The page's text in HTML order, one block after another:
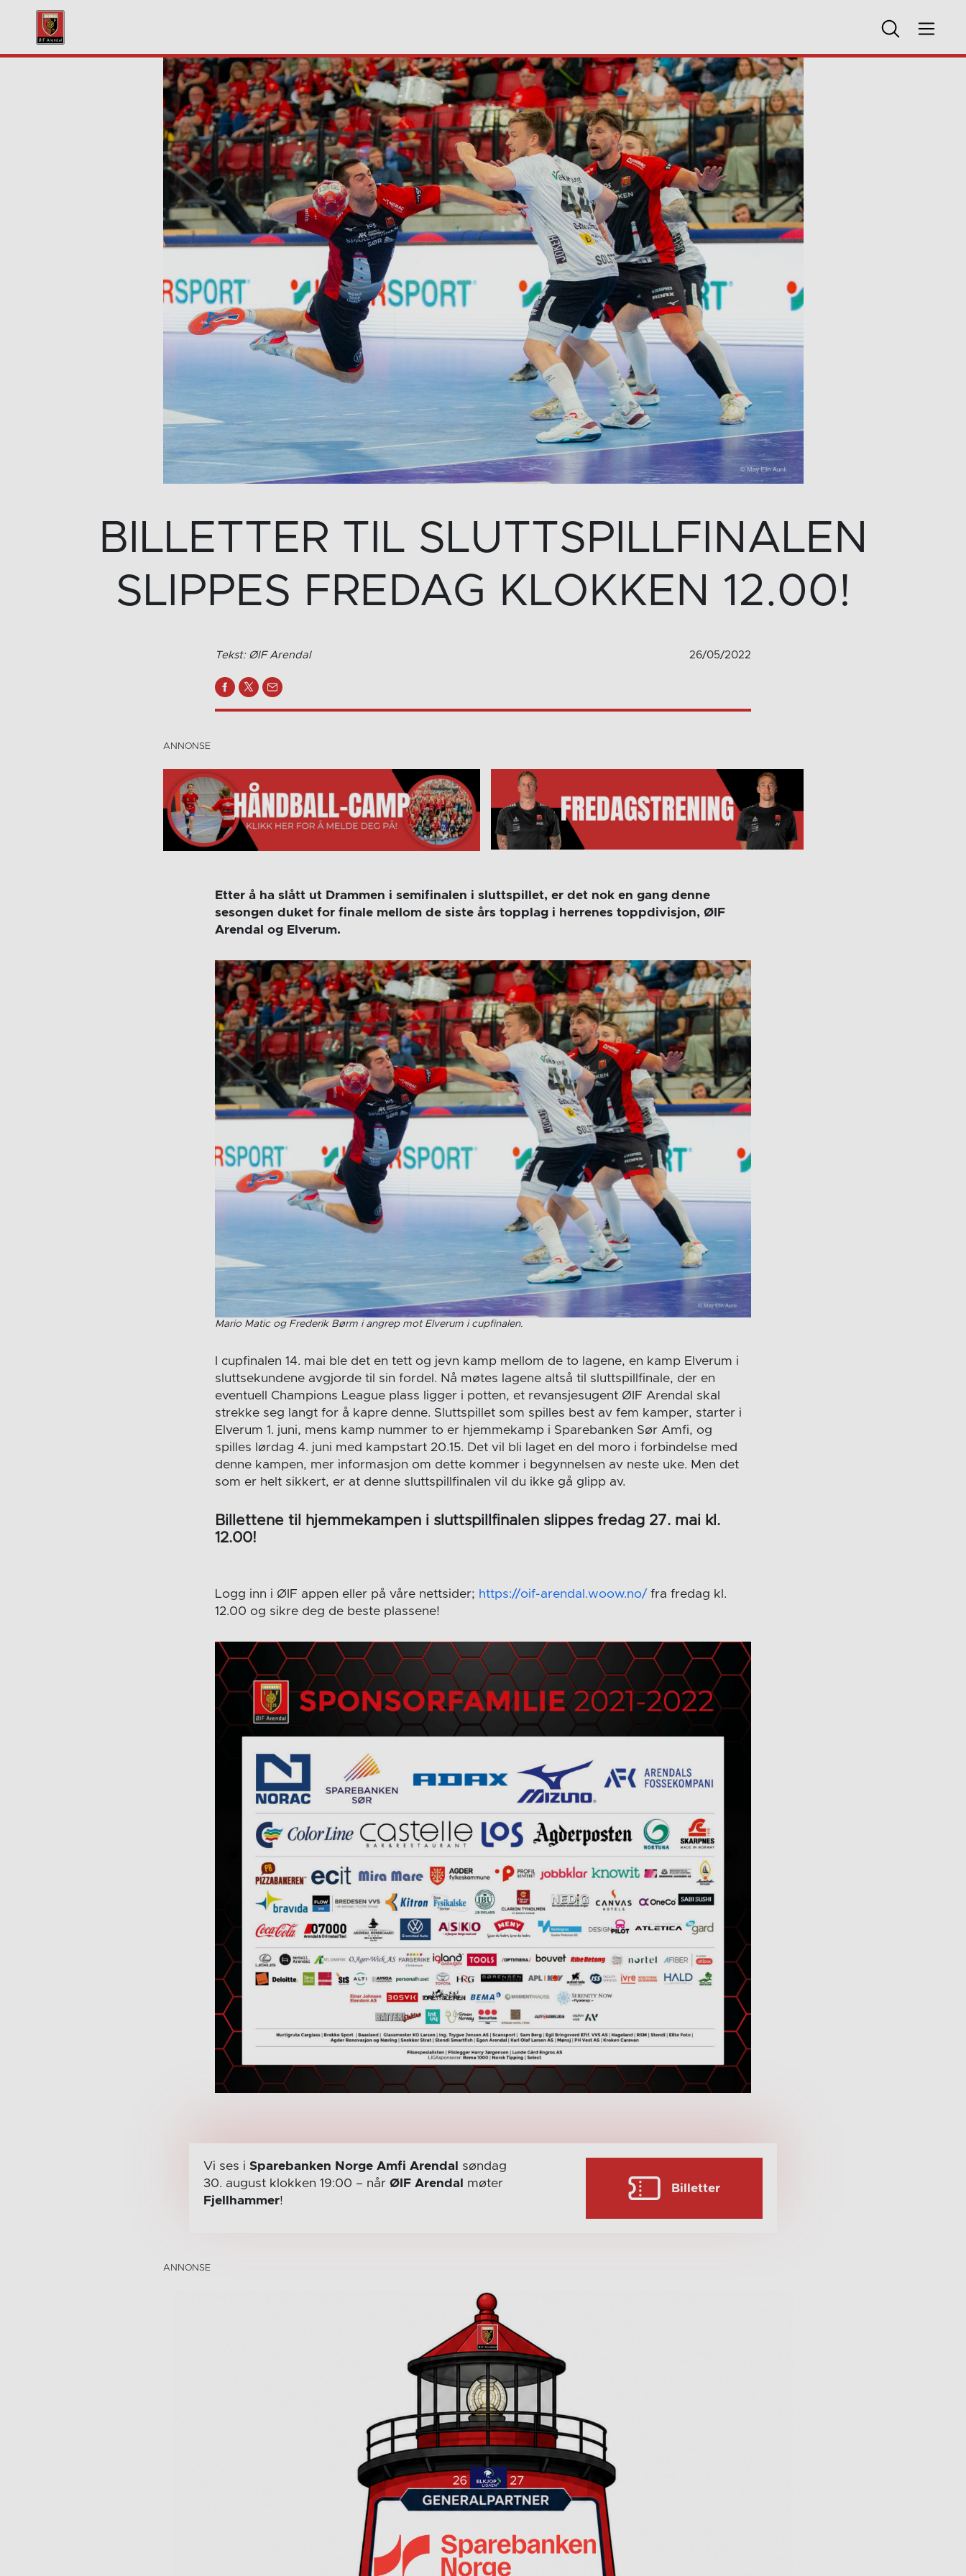
BILLETTER TIL SLUTTSPILLFINALEN
SLIPPES FREDAG KLOKKEN 12.00!
Tekst: ØIF Arendal 26/05/2022
Etter å ha slått ut Drammen i semifinalen i sluttspillet, er det nok en gang denne
sesongen duket for finale mellom de siste års topplag i herrenes toppdivisjon, ØIF
Arendal og Elverum.
Mario Matic og Frederik Børm i angrep mot Elverum i cupfinalen.
I cupfinalen 14. mai ble det en tett og jevn kamp mellom de to lagene, en kamp Elverum i
sluttsekundene avgjorde til sin fordel. Nå møtes lagene altså til sluttspillfinale, der en
eventuell Champions League plass ligger i potten, et revansjesugent ØIF Arendal skal
strekke seg langt for å kapre denne. Sluttspillet som spilles best av fem kamper, starter i
Elverum 1. juni, mens kamp nummer to er hjemmekamp i Sparebanken Sør Amfi, og
spilles lørdag 4. juni med kampstart 20.15. Det vil bli laget en del moro i forbindelse med
denne kampen, mer informasjon om dette kommer i begynnelsen av neste uke. Men det
som er helt sikkert, er at denne sluttspillfinalen vil du ikke gå glipp av.
Billettene til hjemmekampen i sluttspillfinalen slippes fredag 27. mai kl.
12.00!
Logg inn i ØIF appen eller på våre nettsider; https://oif-arendal.woow.no/ fra fredag kl.
12.00 og sikre deg de beste plassene!
Vi ses i Sparebanken Norge Amfi Arendal
søndag
30. august klokken 19:00 – når ØIF Arendal
møter
Fjellhammer!
Billetter